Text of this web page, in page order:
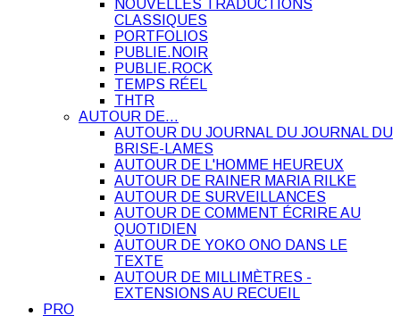
NOUVELLES TRADUCTIONS
CLASSIQUES
PORTFOLIOS
PUBLIE.NOIR
PUBLIE.ROCK
TEMPS RÉEL
THTR
AUTOUR DE…
AUTOUR DU JOURNAL DU JOURNAL DU
BRISE-LAMES
AUTOUR DE L'HOMME HEUREUX
AUTOUR DE RAINER MARIA RILKE
AUTOUR DE SURVEILLANCES
AUTOUR DE COMMENT ÉCRIRE AU
QUOTIDIEN
AUTOUR DE YOKO ONO DANS LE
TEXTE
AUTOUR DE MILLIMÈTRES -
EXTENSIONS AU RECUEIL
PRO